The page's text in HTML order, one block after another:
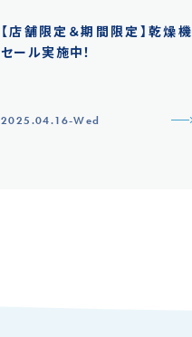
【店舗限定＆期間限定】乾燥機
セール実施中！
2025.04.16-Wed